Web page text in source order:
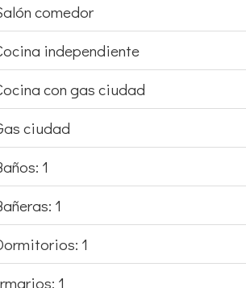
comedor
independiente
con gas ciudad
ciudad
1
1
1
1